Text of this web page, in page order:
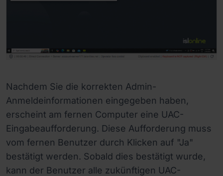
Nachdem Sie die korrekten Admin-
Anmeldeinformationen eingegeben haben,
erscheint am fernen Computer eine UAC-
Eingabeaufforderung. Diese Aufforderung muss
vom fernen Benutzer durch Klicken auf "Ja"
bestätigt werden. Sobald dies bestätigt wurde,
kann der Benutzer alle zukünftigen UAC-